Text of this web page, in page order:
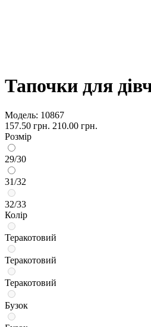
Тапочки для
Модель: 10867
157.50 грн. 210.00 грн.
Розмір
29/30
31/32
32/33
Колір
Теракотовий
Теракотовий
Теракотовий
Бузок